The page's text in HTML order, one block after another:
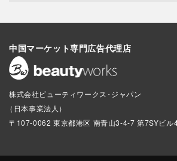
中国マーケット専門広告代理店
株式会社ビューティワークス ・
（ 日本事業法人 ）
〒107-0062 東京都港区 南青山3-4-7 第7SYビル